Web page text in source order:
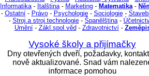
Informatika- Italština- Marketing - Matematika-
- Ostatní- Právo- Psychologie- Sociologie-
- Stroj.a stroj.technologie - Španělština-
Umění- Zákl.spol.věd - Zdravotnictví-
Vysoké školy a přijímačky
Dny otevřených dveří, požadavky,
nově aktualizované. Snad vám
informace pomohou